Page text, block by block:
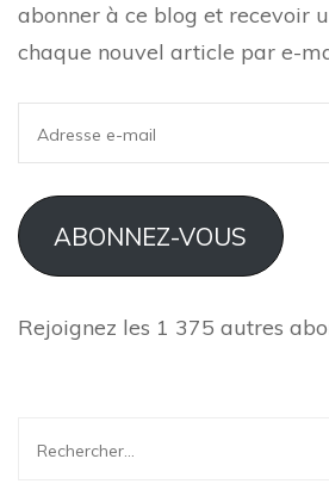
abonner à ce blog et recevoir
chaque nouvel article par e-
e-
mail
ABONNEZ-VOUS
Rejoignez les 1 375 autres
Rechercher :